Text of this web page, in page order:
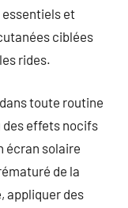
et
ciblées
rides.
toute routine
des effets nocifs
écran solaire
de la
appliquer des